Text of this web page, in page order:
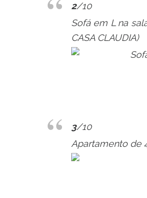
2/10
Sofá em L na
CASA CLAUDIA)
3/10
Apartamento de